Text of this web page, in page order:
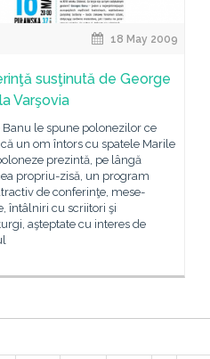
18 May 2009
susţinută de George
Varşovia
Banu le spune polonezilor ce
un om întors cu spatele Marile
prezintă, pe lângă
propriu-zisă, un program
de conferinţe, mese-
întâlniri cu scriitori şi
aşteptate cu interes de